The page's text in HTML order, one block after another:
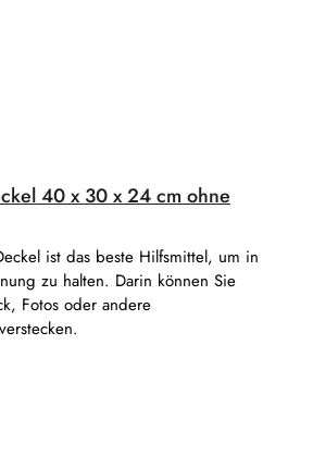
40 x 30 x 24 cm ohne
ist das beste Hilfsmittel, um in
zu halten. Darin können Sie
Fotos oder andere